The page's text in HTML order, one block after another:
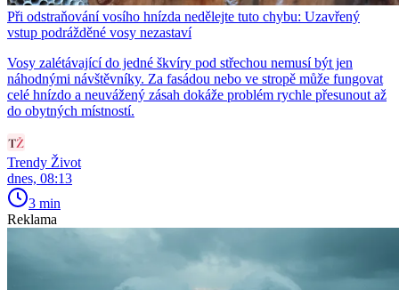
Při odstraňování vosího hnízda nedělejte tuto chybu: Uzavřený
vstup podrážděné vosy nezastaví
Vosy zalétávající do jedné škvíry pod střechou nemusí být jen
náhodnými návštěvníky. Za fasádou nebo ve stropě může fungovat
celé hnízdo a neuvážený zásah dokáže problém rychle přesunout až
do obytných místností.
Trendy Život
dnes, 08:13
3 min
Reklama